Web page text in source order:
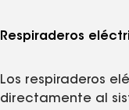
Respiraderos
Los respiraderos
directamente al